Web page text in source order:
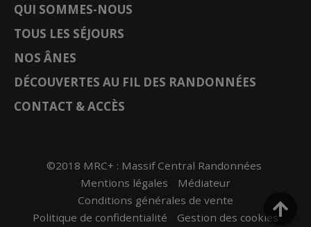
QUI SOMMES-NOUS
TOUS LES SÉJOURS
NOS ÂNES
DÉCOUVERTES AU FIL DES RANDONNÉES
CONTACT & ACCÈS
©2018 MRC+ : Massif Central Randonnées
Mentions légales
Médiateur
Conditions générales de vente
Politique de confidentialité
Gestion des cookies